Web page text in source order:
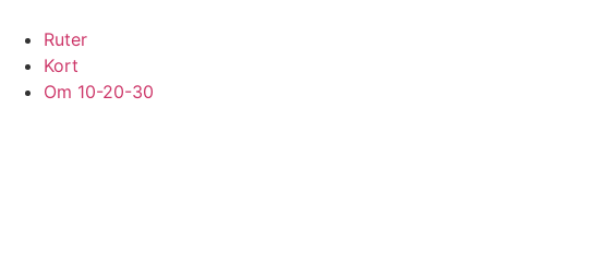
indhold
Ruter
Kort
Om 10-20-30